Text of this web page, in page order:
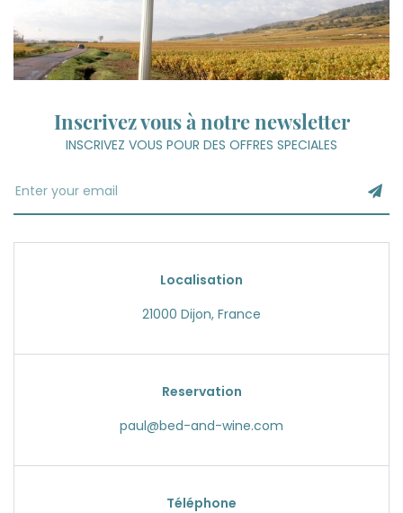
Inscrivez vous à notre newsletter
INSCRIVEZ VOUS POUR DES OFFRES SPECIALES
Localisation
21000 Dijon, France
Reservation
paul@bed-and-wine.com
Téléphone